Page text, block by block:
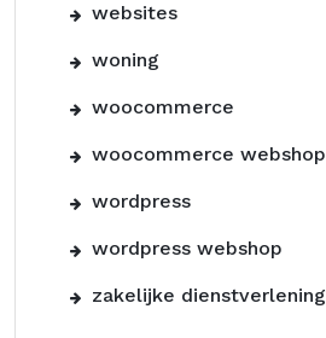
websites
woning
woocommerce
woocommerce webshop
wordpress
wordpress webshop
zakelijke dienstverlening